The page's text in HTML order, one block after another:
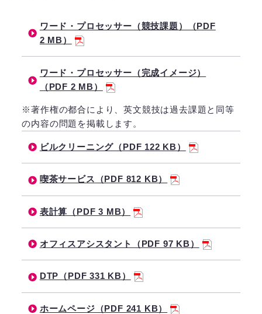
ワード・プロセッサー（競技課題）（PDF
2 MB）
ワード・プロセッサー（完成イメージ）
（PDF 2 MB）
※著作権の都合により、英文競技は過去課題と同等
の内容の問題を掲載します。
ビルクリーニング（PDF 122 KB）
喫茶サービス（PDF 812 KB）
表計算（PDF 3 MB）
オフィスアシスタント（PDF 97 KB）
DTP（PDF 331 KB）
ホームページ（PDF 241 KB）